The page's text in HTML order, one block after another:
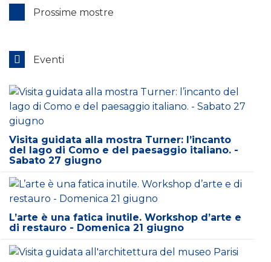
Prossime mostre
Eventi
Visita guidata alla mostra Turner: l’incanto
del lago di Como e del paesaggio italiano. -
Sabato 27 giugno
L’arte è una fatica inutile. Workshop d’arte e
di restauro - Domenica 21 giugno